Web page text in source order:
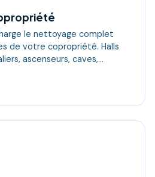
le nettoyage complet
de votre copropriété. Halls
ascenseurs, caves,…